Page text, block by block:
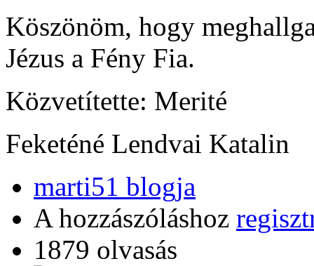
Köszönöm, hogy
Jézus a Fény Fia.
Közvetítette: Merité
Feketéné Lendvai Katalin
marti51 blogja
A hozzászóláshoz
1879 olvasás